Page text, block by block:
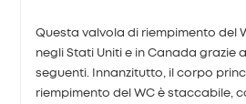
Questa valvola di riempimento del
negli Stati Uniti e in Canada grazie
seguenti. Innanzitutto, il corpo
riempimento del WC è staccabile,